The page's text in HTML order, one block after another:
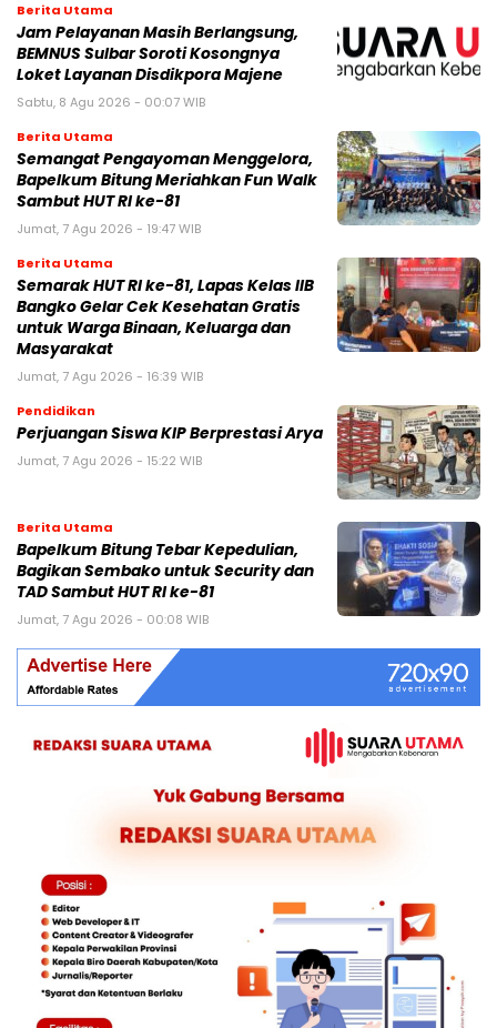
Berita Utama
Jam Pelayanan Masih Berlangsung,
BEMNUS Sulbar Soroti Kosongnya
Loket Layanan Disdikpora Majene
Sabtu, 8 Agu 2026 - 00:07 WIB
Berita Utama
Semangat Pengayoman Menggelora,
Bapelkum Bitung Meriahkan Fun Walk
Sambut HUT RI ke-81
Jumat, 7 Agu 2026 - 19:47 WIB
Berita Utama
Semarak HUT RI ke-81, Lapas Kelas IIB
Bangko Gelar Cek Kesehatan Gratis
untuk Warga Binaan, Keluarga dan
Masyarakat
Jumat, 7 Agu 2026 - 16:39 WIB
Pendidikan
Perjuangan Siswa KIP Berprestasi Arya
Jumat, 7 Agu 2026 - 15:22 WIB
Berita Utama
Bapelkum Bitung Tebar Kepedulian,
Bagikan Sembako untuk Security dan
TAD Sambut HUT RI ke-81
Jumat, 7 Agu 2026 - 00:08 WIB